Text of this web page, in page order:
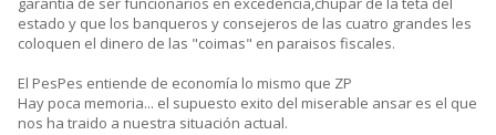
estado y que los banqueros y consejeros de las cuatro grandes les
coloquen el dinero de las "coimas" en paraisos fiscales.
El PesPes entiende de economía lo mismo que ZP
Hay poca memoria... el supuesto exito del miserable ansar es el que
nos ha traido a nuestra situación actual.